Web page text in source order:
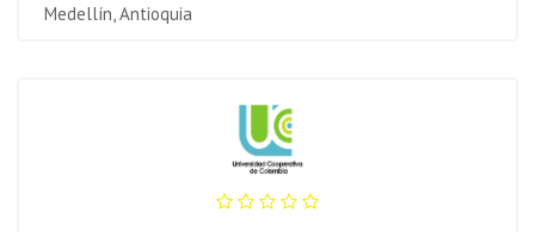
Medellín, Antioquia